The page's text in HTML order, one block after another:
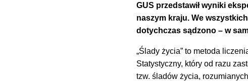
GUS przedstawił wyniki
naszym kraju. We
dotychczas sądzono – w
„Ślady życia” to metoda
Statystyczny, który od razu
tzw. śladów życia,